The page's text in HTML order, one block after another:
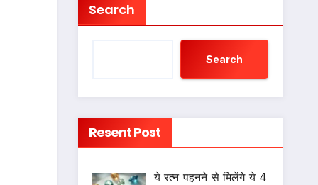
Search
Search
Resent Post
ये रत्न पहनने से मिलेंगे ये 4